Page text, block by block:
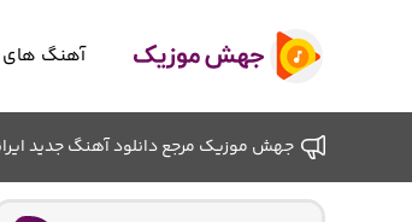
آهنگ های
جهش موزیک مرجع دانلود آهنگ جدید